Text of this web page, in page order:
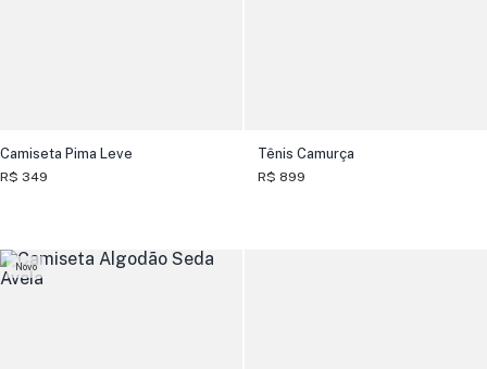
Camiseta Pima Leve
R$ 349
Tênis Camurça
R$ 899
Novo